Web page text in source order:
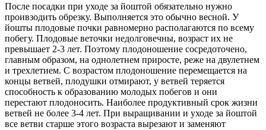
После посадки при уходе за йоштой обязательно нужно
проивзодить обрезку. Выполняется это обычно весной. У
йошты плодовые почки равномерно располагаются по всему
побегу. Плодовые веточки недолговечны, возраст их не
превышает 2-3 лет. Поэтому плодоношение сосредоточено,
главным образом, на однолетнем приросте, реже на двулетнем
и трехлетием. С возрастом плодоношение перемещается на
концы ветвей, плодушки отмирают, у ветвей теряется
способность к образованию молодых побегов и они
перестают плодоносить. Наиболее продуктивный срок жизни
ветвей не более 3-4 лет. При выращивании и уходе за йоштой
все ветви старше этого возраста вырезают и заменяют